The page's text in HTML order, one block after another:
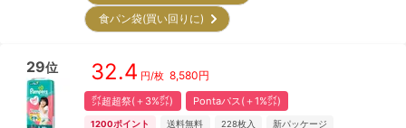
食パン袋(買い回りに)
29位 32.4 円/枚 8,580円
㌽超超祭(＋3%㌽) Pontaパス(＋1%㌽)
1200ポイント 送料無料 228枚入 新パッケージ